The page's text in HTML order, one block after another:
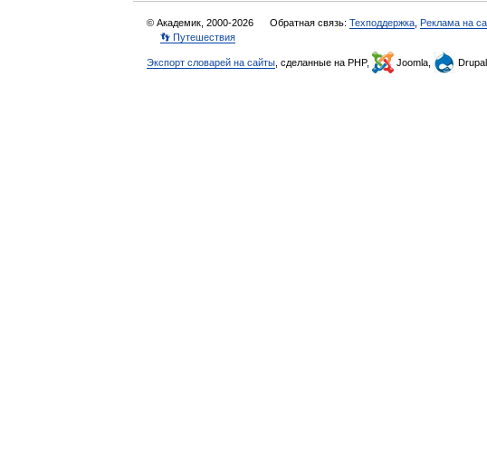
© Академик, 2000-2026 Обратная связь: Техподдержка Реклама на
👣 Путешествия
Экспорт словарей на сайты , сделанные на PHP, Joomla, Drupal,